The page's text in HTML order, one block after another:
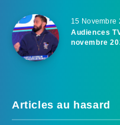
15 Novembre
Audiences
novembre
Articles au hasard